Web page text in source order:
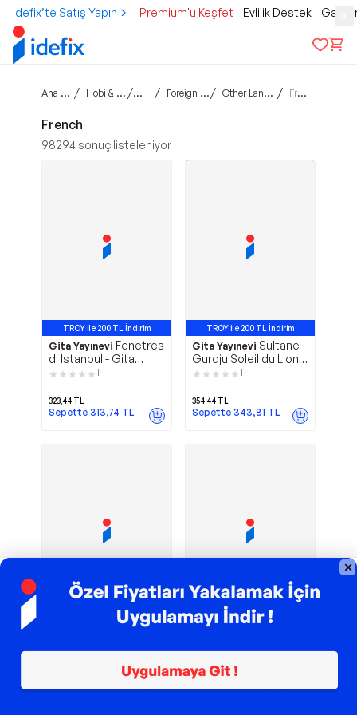
idefix’te Satış Yapın Premium'u Keşfet Evlilik Destek
Ana sayfa / Hobi & Kültür /Kitap
/ Foreign Books / Other Languages / French
French
98294 sonuç listeleniyor
TROY ile 200 TL İndirim
Gita Yayınevi Fenetres
d' Istanbul - Gita
Yayınevi 1
323,44 TL
Sepette 313,74 TL
TROY ile 200 TL İndirim
Gita Yayınevi Sultane
Gurdju Soleil du Lion -
Gita Yayınevi
1
354,44 TL
Sepette 343,81 TL
Kapak Tipi
Secrets
TROY ile 200 TL İndirim
Gita Yayınevi
Yayınevi